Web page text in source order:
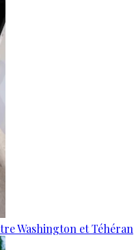
Washington et Téhéran